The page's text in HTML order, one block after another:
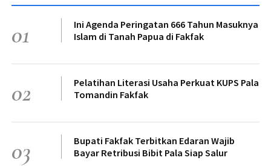
01
Ini Agenda Peringatan 666 Tahun Masuknya
Islam di Tanah Papua di Fakfak
02
Pelatihan Literasi Usaha Perkuat KUPS Pala
Tomandin Fakfak
03
Bupati Fakfak Terbitkan Edaran Wajib
Bayar Retribusi Bibit Pala Siap Salur